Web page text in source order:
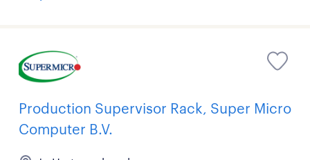
Production Supervisor Rack, Super Micro
Computer B.V.